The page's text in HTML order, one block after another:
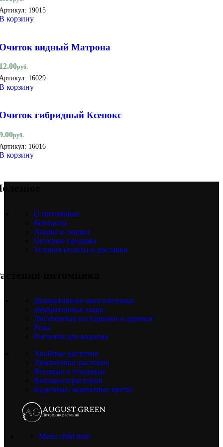
19015
корзину
видный Матрона
руб.
16029
корзину
гибридный Ксенокс
руб.
16016
корзину
О питомнике
Контакты
Акции и скидки
Оптовые продажи
Условия оплаты и доставки
питомника
Декоративные многолетники
Декоративные злаки
Лиственные кустарники и деревья
Розы
Растения для водоема
Хвойные растения
Луковичные растения
Ягодные и плодовые
Вьющиеся растения
Кадочные, комнатные цветы
Menu child item